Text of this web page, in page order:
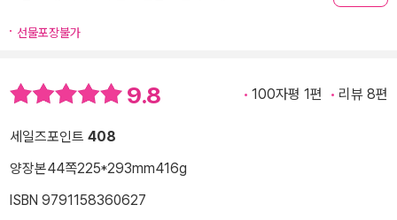
선물포장불가
9.8 100자평 1편 리뷰 8편
세일즈포인트 408
양장본44쪽225*293mm416g
ISBN 9791158360627